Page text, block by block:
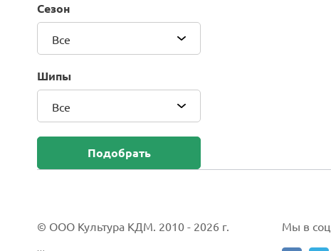
CEAT
Composit
Continental
Cordiant
CrossWind
Сезон
Все
Шипы
Все
Подобрать
© ООО Культура КДМ. 2010 - 2026 г. Мы в